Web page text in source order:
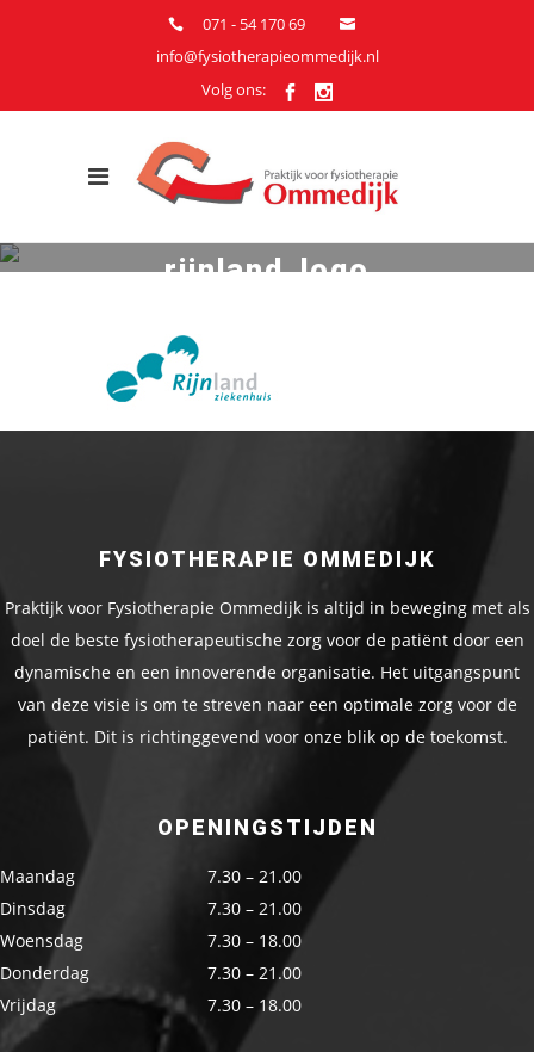
071 - 54 170 69
info@fysiotherapieommedijk.nl
Volg ons:
rijnland_logo
FYSIOTHERAPIE OMMEDIJK
Praktijk voor Fysiotherapie Ommedijk is altijd in beweging met als
doel de beste fysiotherapeutische zorg voor de patiënt door een
dynamische en een innoverende organisatie. Het uitgangspunt
van deze visie is om te streven naar een optimale zorg voor de
patiënt. Dit is richtinggevend voor onze blik op de toekomst.
OPENINGSTIJDEN
Maandag
7.30 – 21.00
Dinsdag
7.30 – 21.00
Woensdag
7.30 – 18.00
Donderdag
7.30 – 21.00
Vrijdag
7.30 – 18.00